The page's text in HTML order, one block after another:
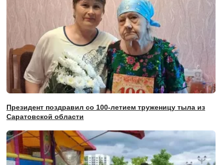
Президент поздравил со 100-летием труженицу тыла из
Саратовской области